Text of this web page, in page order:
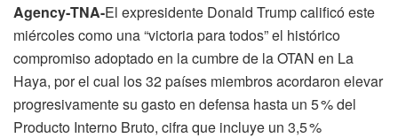
Agency‑TNA-El expresidente Donald Trump calificó este
miércoles como una “victoria para todos” el histórico
compromiso adoptado en la cumbre de la OTAN en La
Haya, por el cual los 32 países miembros acordaron elevar
progresivamente su gasto en defensa hasta un 5 % del
Producto Interno Bruto, cifra que incluye un 3,5 %